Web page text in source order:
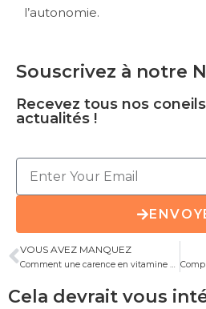
l’autonomie.
Souscrivez à notre
Recevez tous nos
actualités !
VOUS AVEZ MANQUEZ
Comment une carence en vitamine C peut-elle impacter votre santé ?
Cela devrait vous